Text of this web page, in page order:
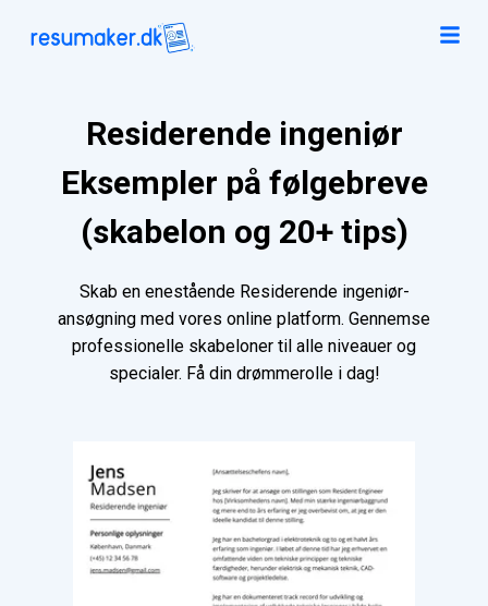
Residerende ingeniør
Eksempler på følgebreve
(skabelon og 20+ tips)
Skab en enestående Residerende ingeniør-
ansøgning med vores online platform. Gennemse
professionelle skabeloner til alle niveauer og
specialer. Få din drømmerolle i dag!